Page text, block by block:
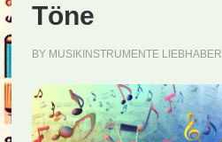
Töne
BY MUSIKINSTRUMENTE LIEBHABER